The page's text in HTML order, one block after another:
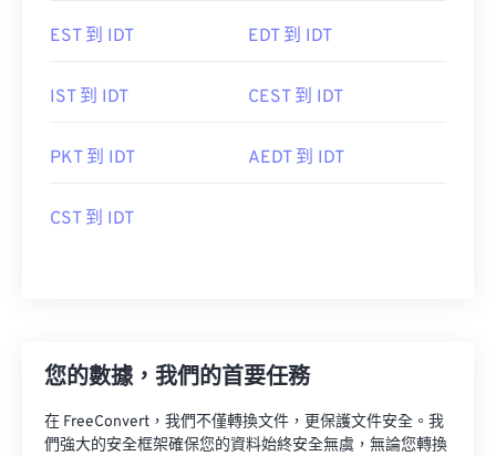
EST 到 IDT EDT 到 IDT
IST 到 IDT CEST 到 IDT
PKT 到 IDT AEDT 到 IDT
CST 到 IDT
您的數據，我們的首要任務
在 FreeConvert，我們不僅轉換文件，更保護文件安全。我
們強大的安全框架確保您的資料始終安全無虞，無論您轉換